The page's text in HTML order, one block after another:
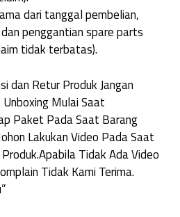
dari tanggal pembelian,
penggantian spare parts
tidak terbatas).
dan Retur Produk Jangan
Mulai Saat
Paket Pada Saat Barang
Lakukan Video Pada Saat
Tidak Ada Video
Tidak Kami Terima.